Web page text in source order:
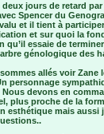
deux jours de retard
Spencer du
et il tient à
et sur quoi la
qu’il essaie de
génologique des
allés voir
personnage
devons en
plus proche de la
esthétique mais